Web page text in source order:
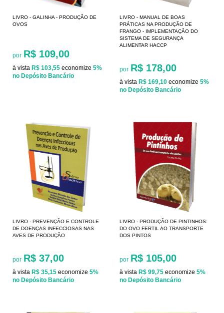
LIVRO - GALINHA - PRODUÇÃO DE
OVOS
por R$ 109,00
à vista R$ 103,55 economize 5%
no Depósito Bancário
LIVRO - MANUAL DE BOAS
PRÁTICAS NA PRODUÇÃO DE
FRANGO - IMPLEMENTAÇÃO DO
SISTEMA DE SEGURANÇA
ALIMENTAR HACCP
por R$ 178,00
à vista R$ 169,10 economize 5%
no Depósito Bancário
LIVRO - PREVENÇÃO E CONTROLE
DE DOENÇAS INFECCIOSAS NAS
AVES DE PRODUÇÃO
por R$ 37,00
à vista R$ 35,15 economize 5%
no Depósito Bancário
LIVRO - PRODUÇÃO DE PINTINHOS:
DO OVO FERTIL AO TRANSPORTE
DOS PINTOS
por R$ 105,00
à vista R$ 99,75 economize 5%
no Depósito Bancário